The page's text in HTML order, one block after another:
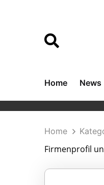
Home News
Home
Firmenprofil